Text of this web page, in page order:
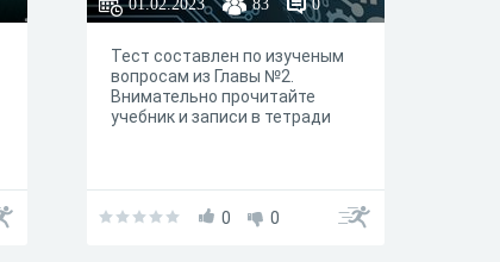
Тест составлен по изученым
вопросам из Главы №2.
Внимательно прочитайте
учебник и записи в тетради
0 0